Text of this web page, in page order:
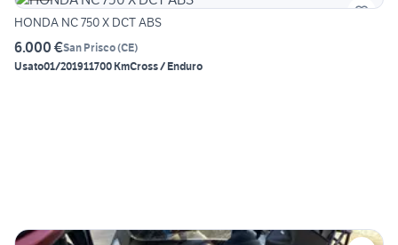
HONDA NC 750 X DCT ABS
6.000 €San Prisco(CE)
Usato01/201911700 KmCross / Enduro